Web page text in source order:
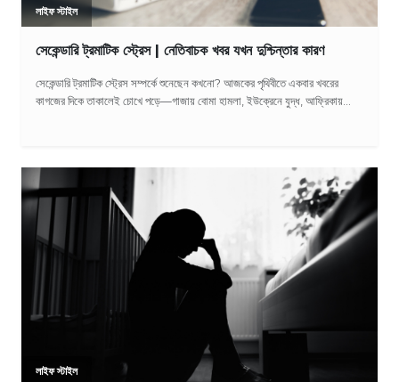
লাইফ স্টাইল
সেকেন্ডারি ট্রমাটিক স্ট্রেস | নেতিবাচক খবর যখন দুশ্চিন্তার কারণ
সেকেন্ডারি ট্রমাটিক স্ট্রেস সম্পর্কে শুনেছেন কখনো? আজকের পৃথিবীতে একবার খবরের
কাগজের দিকে তাকালেই চোখে পড়ে—গাজায় বোমা হামলা, ইউক্রেনে যুদ্ধ, আফ্রিকায়...
লাইফ স্টাইল